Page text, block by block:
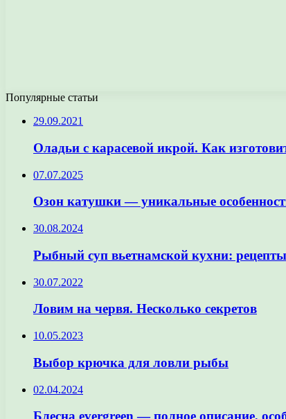
Популярные статьи
29.09.2021
Оладьи с карасевой икрой. Как
07.07.2025
Озон катушки — уникальные
30.08.2024
Рыбный суп вьетнамской кухни:
30.07.2022
Ловим на червя. Несколько секретов
10.05.2023
Выбор крючка для ловли рыбы
02.04.2024
Блесна evergreen — полное описание,